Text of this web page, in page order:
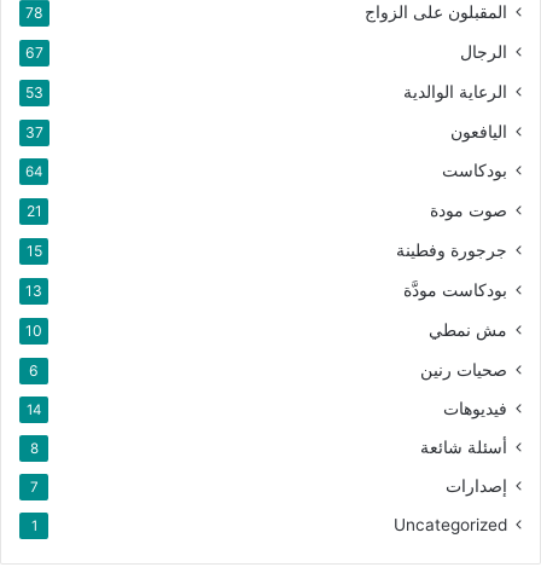
المقبلون على الزواج 78
الرجال 67
الرعاية الوالدية 53
اليافعون 37
بودكاست 64
صوت مودة 21
جرجورة وفطينة 15
بودكاست مودَّة 13
مش نمطي 10
صحيات رنين 6
فيديوهات 14
أسئلة شائعة 8
إصدارات 7
Uncategorized
1